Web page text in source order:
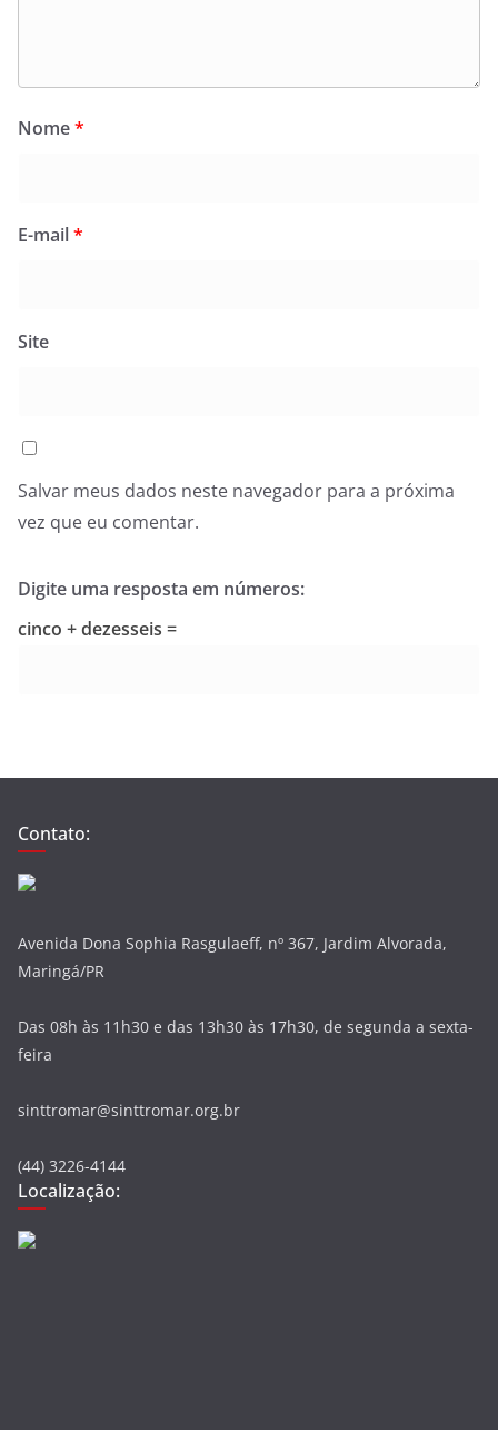
Nome*
E-mail*
Site
Salvar meus dados neste navegador para a próxima
vez que eu comentar.
Digite uma resposta em números:
cinco + dezesseis =
Contato:
Avenida Dona Sophia Rasgulaeff, nº 367, Jardim Alvorada,
Maringá/PR
Das 08h às 11h30 e das 13h30 às 17h30, de segunda a sexta-
feira
sinttromar@sinttromar.org.br
(44) 3226-4144
Localização: